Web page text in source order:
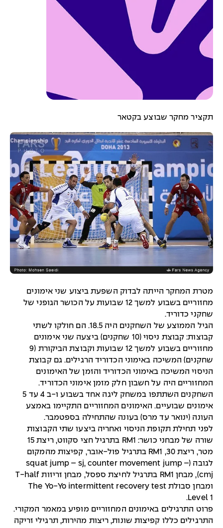
תקציר מחקר שבוצע בקטאר
מטרת המחקר הייתה לבדוק השפעת ביצוע שני אימונים
מחזוריים בשבוע למשך 12 שבועות על הכושר הגופני של
שחקני כדוריד.
הגיל הממוצע של השחקנים היה 18.5. הם חולקו לשתי
קבוצות: קבוצת ניסוי (10 שחקנים) ביצעה שני אימונים
מחזוריים בשבוע למשך 12 שבועות וקבוצת הביקורת (9
שחקנים) המשיכה באימוני הכדוריד הרגילים. גם קבוצת
הניסוי המשיכה באימוני הכדוריד והזמן של האימונים
המחזוריים היה על חשבון חלק מזמן אימוני הכדוריד.
השחקנים השתתפו במשחק ליגה אחד בשבוע ו-ב 4 עד 5
אימונים שבועיים. האימונים המחזוריים התקיימו באמצע
העונה (ינואר עד מרס) בעונה שהתחילה בספטמבר.
לפני תחילת תקופת הניסוי ואחריה ביצעו שתי הקבוצות
שורה של מבחני כושר: RM1 בתרגיל חצי סקווט, ריצת 15
מטר, ריצת 30, RM1 בתרגיל פול-אובר, קפיצות מהמקום
לגובה (squat jump – sj, counter movement jump –
cmj), מבחן RM1 בתרגיל לחיצת ספסל, מבחן זריזות T-half
ומבחן סבולת The Yo-Yo intermittent recovery test
Level 1.
פרוט התרגילים באימונים המחזוריים מופיע במאמר המקורי.
התרגילים כללו קפיצות שונות, ריצות מהירות, תרגילי זריקה